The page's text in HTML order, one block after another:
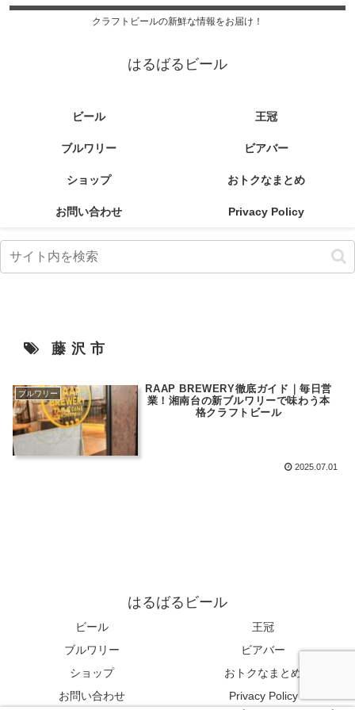
クラフトビールの新鮮な情報をお届け！
はるばるビール
ビール 王冠
ブルワリー ビアバー
ショップ おトクなまとめ
お問い合わせ Privacy Policy
藤沢市
ブルワリー
RAAP BREWERY徹底ガイド｜毎日営
業！湘南台の新ブルワリーで味わう本
格クラフトビール
2025.07.01
はるばるビール
ビール
王冠
ブルワリー
ビアバー
ショップ
おトクなまとめ
お問い合わせ
Privacy Policy